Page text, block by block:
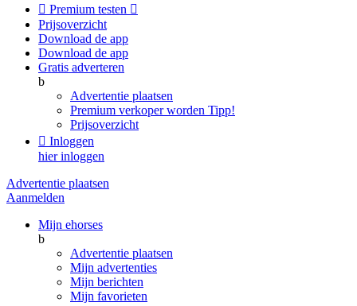
 Premium testen 
Prijsoverzicht
Download de app
Download de app
Gratis adverteren
b
Advertentie plaatsen
Premium verkoper worden Tipp!
Prijsoverzicht
 Inloggen
hier inloggen
Advertentie plaatsen
Aanmelden
Mijn ehorses
b
Advertentie plaatsen
Mijn advertenties
Mijn berichten
Mijn favorieten